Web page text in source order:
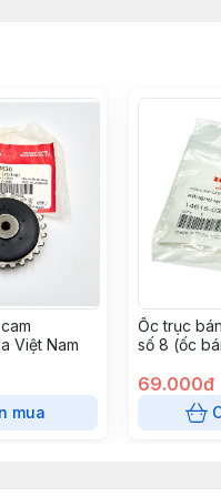
Việt Nam
mua
Ốc trục
số 8 (ốc
69.000đ